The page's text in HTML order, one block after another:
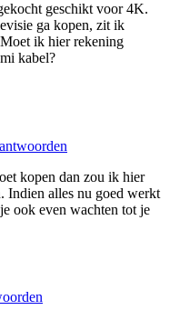
geschikt voor 4K.
ga kopen, zit ik
ik hier rekening
kabel?
kopen dan zou ik hier
Indien alles nu goed werkt
ook even wachten tot je